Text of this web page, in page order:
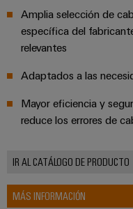
Soluciones
para
la
industria
agua
de
residuales
Application
IoT
Amplia selección de
específica del
relevantes
Adaptados a las
Mayor eficiencia y
reduce los errores de
IR AL CATÁLOGO DE PRODUCTO
MÁS INFORMACIÓN